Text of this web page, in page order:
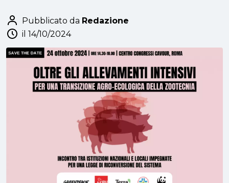
Pubblicato da Redazione
il 14/10/2024